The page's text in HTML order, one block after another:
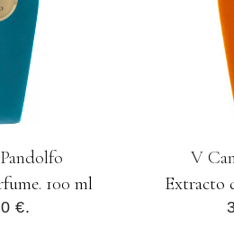
100 ml
€.
V
Extracto